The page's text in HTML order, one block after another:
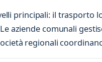
principali: il trasporto
aziende comunali
regionali